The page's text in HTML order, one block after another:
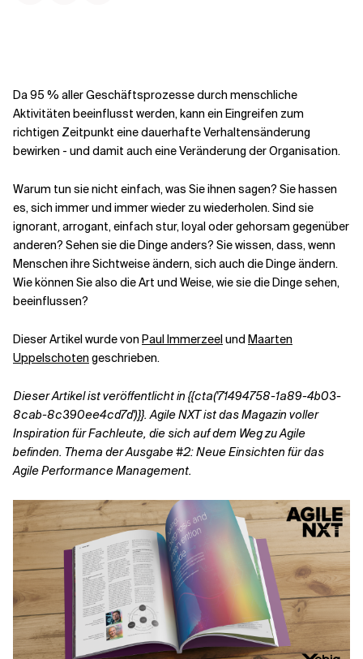
Da 95 % aller Geschäftsprozesse durch menschliche
Aktivitäten beeinflusst werden, kann ein Eingreifen zum
richtigen Zeitpunkt eine dauerhafte Verhaltensänderung
bewirken - und damit auch eine Veränderung der Organisation.
Warum tun sie nicht einfach, was Sie ihnen sagen? Sie hassen
es, sich immer und immer wieder zu wiederholen. Sind sie
ignorant, arrogant, einfach stur, loyal oder gehorsam gegenüber
anderen? Sehen sie die Dinge anders? Sie wissen, dass, wenn
Menschen ihre Sichtweise ändern, sich auch die Dinge ändern.
Wie können Sie also die Art und Weise, wie sie die Dinge sehen,
beeinflussen?
Dieser Artikel wurde von Paul Immerzeelund Maarten
Uppelschoten geschrieben.
Dieser Artikel ist veröffentlicht in {{cta('71494758-1a89-4b03-
8cab-8c390ee4cd7d')}}. Agile NXT ist das Magazin voller
Inspiration für Fachleute, die sich auf dem Weg zu Agile
befinden. Thema der Ausgabe #2: Neue Einsichten für das
Agile Performance Management.